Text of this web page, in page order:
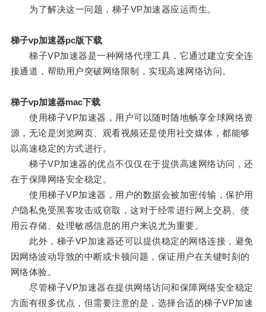
为了解决这一问题，梯子VP加速器应运而生。
梯子vp加速器pc版下载
梯子VP加速器是一种网络代理工具，它通过建立安全连
接通道，帮助用户突破网络限制，实现高速网络访问。
梯子vp加速器mac下载
使用梯子VP加速器，用户可以随时随地畅享全球网络资
源，无论是浏览网页、观看视频还是使用社交媒体，都能够
以高速稳定的方式进行。
梯子VP加速器的优点不仅仅在于提供高速网络访问，还
在于保障网络安全稳定。
使用梯子VP加速器，用户的数据会被加密传输，保护用
户隐私免受黑客攻击或窃取，这对于经常进行网上交易、使
用云存储、处理敏感信息的用户来说尤为重要。
此外，梯子VP加速器还可以提供稳定的网络连接，避免
因网络波动导致的中断或卡顿问题，保证用户在关键时刻的
网络体验。
尽管梯子VP加速器在提供网络访问和保障网络安全稳定
方面有很多优点，但需要注意的是，选择合适的梯子VP加速